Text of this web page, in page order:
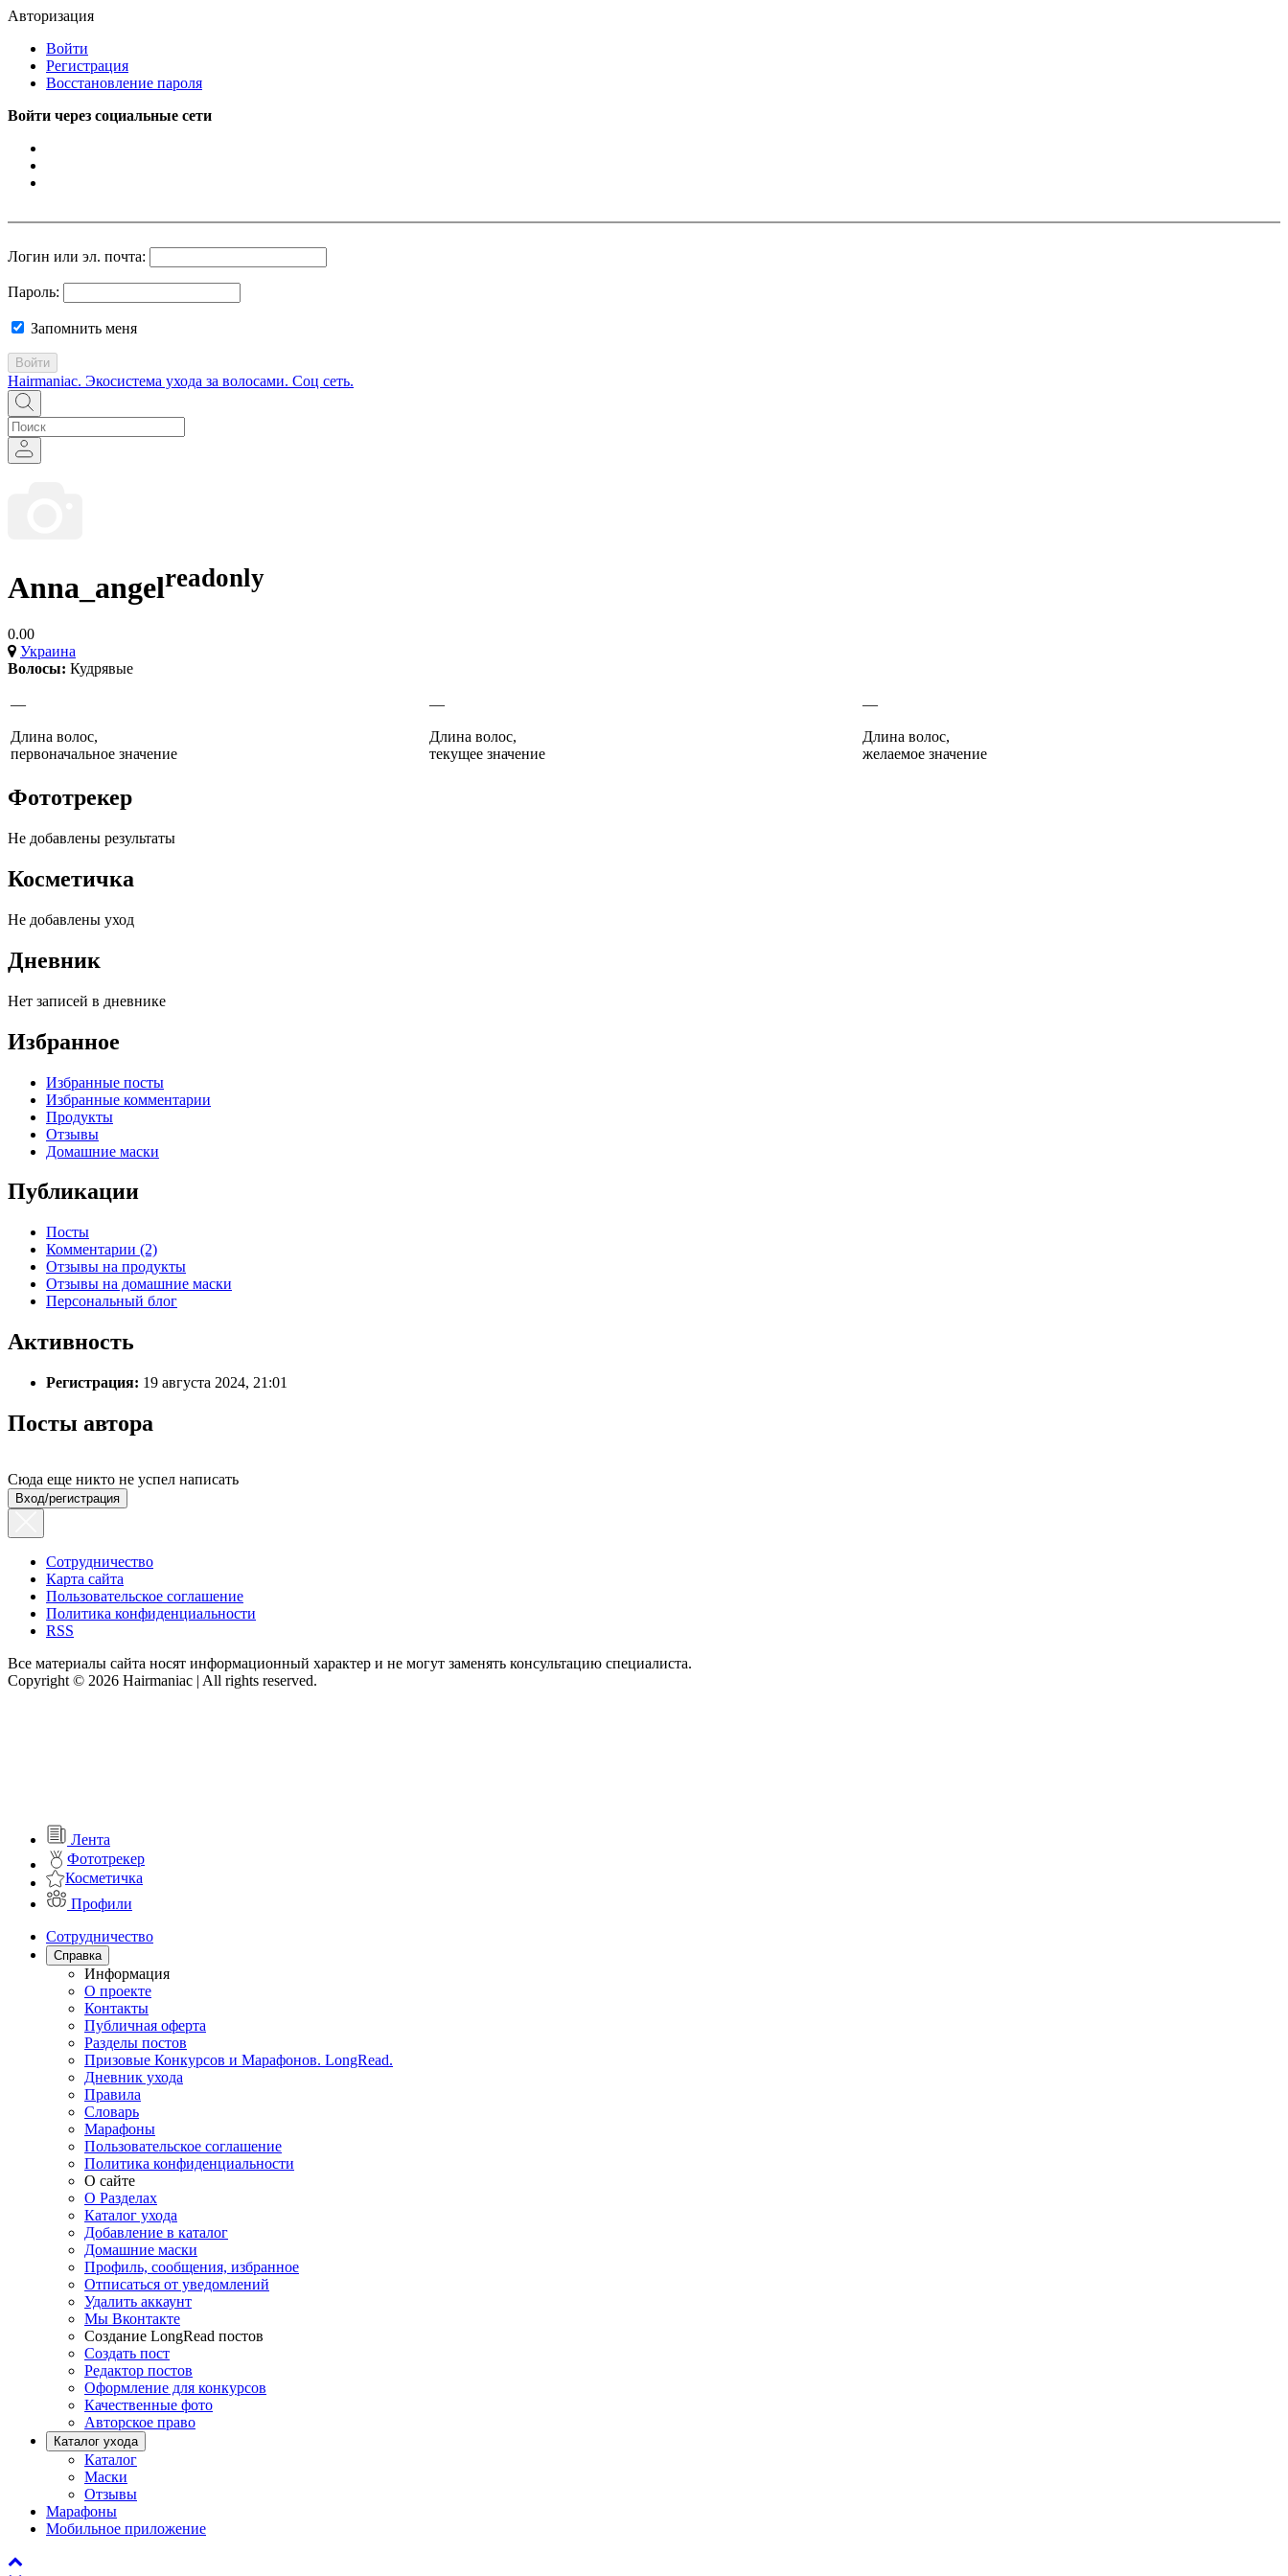
Авторизация
Войти
Регистрация
Восстановление пароля
Войти через социальные сети
Логин или эл. почта:
Пароль:
Запомнить меня
Войти
Hairmaniac. Экосистема ухода за волосами. Соц сеть.
Anna_angelreadonly
0.00
Украина
Волосы: Кудрявые
—
Длина волос,
первоначальное значение
—
Длина волос,
текущее значение
—
Длина волос,
желаемое значение
Фототрекер
Не добавлены результаты
Косметичка
Не добавлены уход
Дневник
Нет записей в дневнике
Избранное
Избранные посты
Избранные комментарии
Продукты
Отзывы
Домашние маски
Публикации
Посты
Комментарии (2)
Отзывы на продукты
Отзывы на домашние маски
Персональный блог
Активность
Регистрация: 19 августа 2024, 21:01
Посты автора
Сюда еще никто не успел написать
Вход/регистрация
Сотрудничество
Карта сайта
Пользовательское соглашение
Политика конфиденциальности
RSS
Все материалы сайта носят информационный характер и не могут заменять консультацию специалиста.
Copyright © 2026 Hairmaniac | All rights reserved.
Лента
Фототрекер
Косметичка
Профили
Сотрудничество
Справка
Информация
О проекте
Контакты
Публичная оферта
Разделы постов
Призовые Конкурсов и Марафонов. LongRead.
Дневник ухода
Правила
Словарь
Марафоны
Пользовательское соглашение
Политика конфиденциальности
О сайте
О Разделах
Каталог ухода
Добавление в каталог
Домашние маски
Профиль, сообщения, избранное
Отписаться от уведомлений
Удалить аккаунт
Мы Вконтакте
Создание LongRead постов
Создать пост
Редактор постов
Оформление для конкурсов
Качественные фото
Авторское право
Каталог ухода
Каталог
Маски
Отзывы
Марафоны
Мобильное приложение